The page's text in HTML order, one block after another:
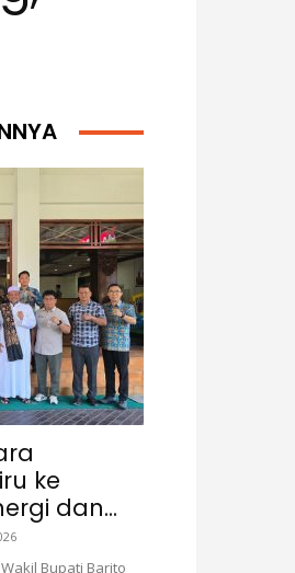
ke
dan...
Bupati Barito